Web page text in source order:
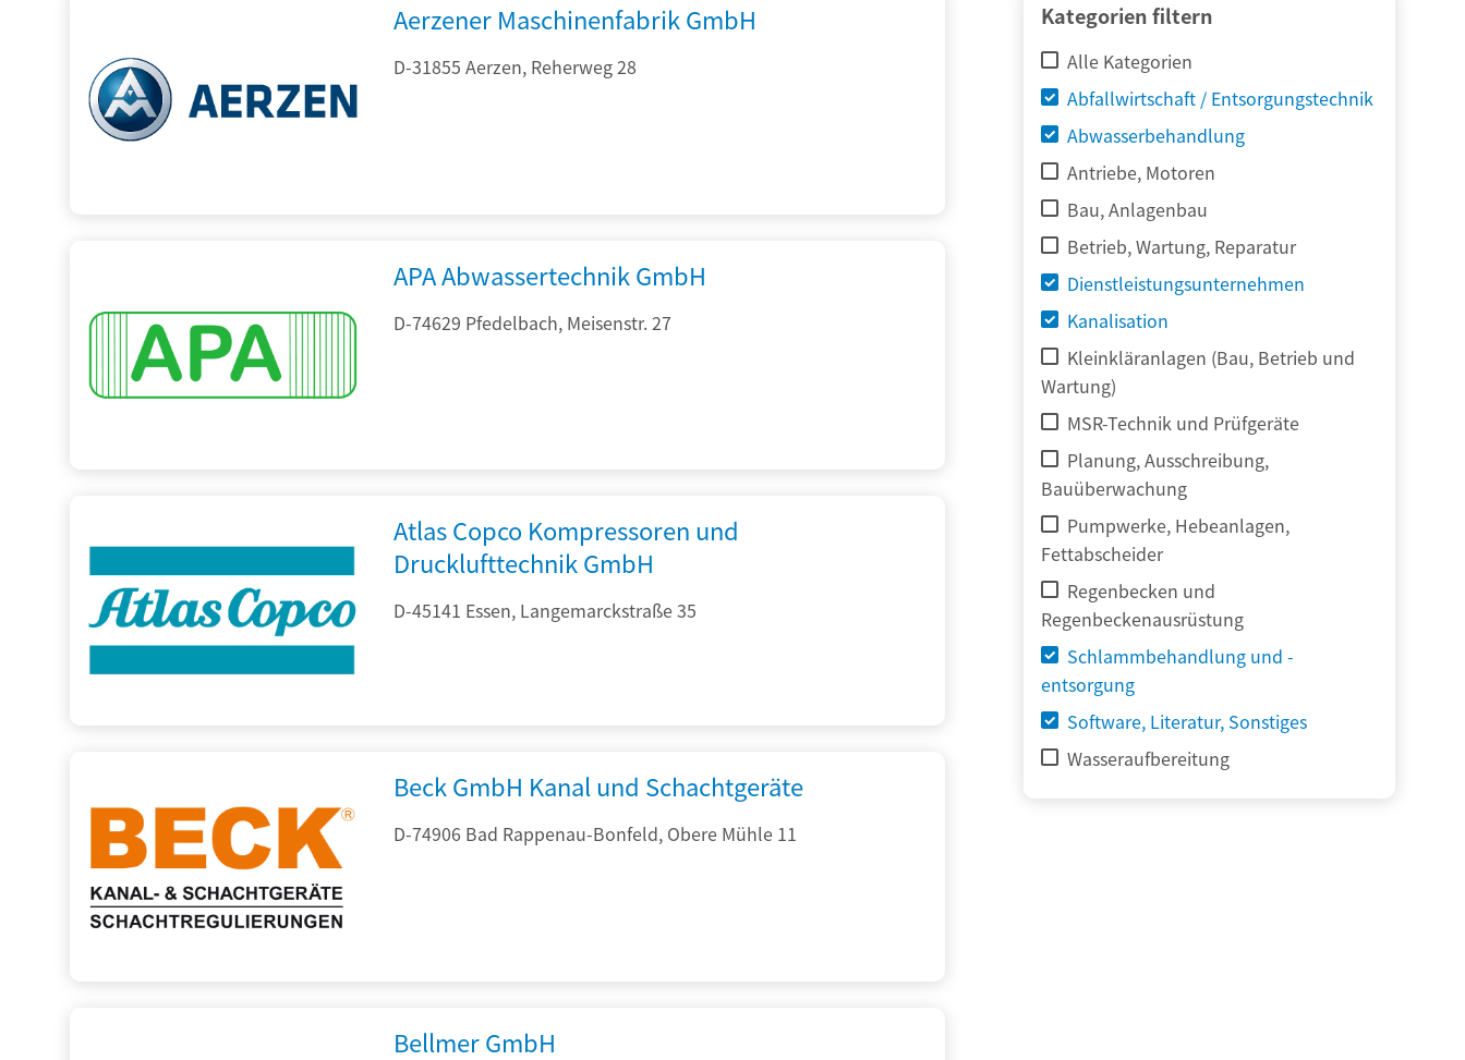
Kategorien filtern
Alle Kategorien
Abfallwirtschaft / Entsorgungstechnik
Abwasserbehandlung
Antriebe, Motoren
Bau, Anlagenbau
Betrieb, Wartung, Reparatur
Dienstleistungsunternehmen
Kanalisation
Kleinkläranlagen (Bau, Betrieb und
Wartung)
MSR-Technik und Prüfgeräte
Planung, Ausschreibung,
Bauüberwachung
Pumpwerke, Hebeanlagen,
Fettabscheider
Regenbecken und
Regenbeckenausrüstung
Schlammbehandlung und -
entsorgung
Software, Literatur, Sonstiges
Wasseraufbereitung
Aerzener Maschinenfabrik GmbH
D-31855 Aerzen, Reherweg 28
APA Abwassertechnik GmbH
D-74629 Pfedelbach, Meisenstr. 27
Atlas Copco Kompressoren und
Drucklufttechnik GmbH
D-45141 Essen, Langemarckstraße 35
Beck GmbH Kanal und Schachtgeräte
D-74906 Bad Rappenau-Bonfeld, Obere Mühle 11
Bellmer GmbH